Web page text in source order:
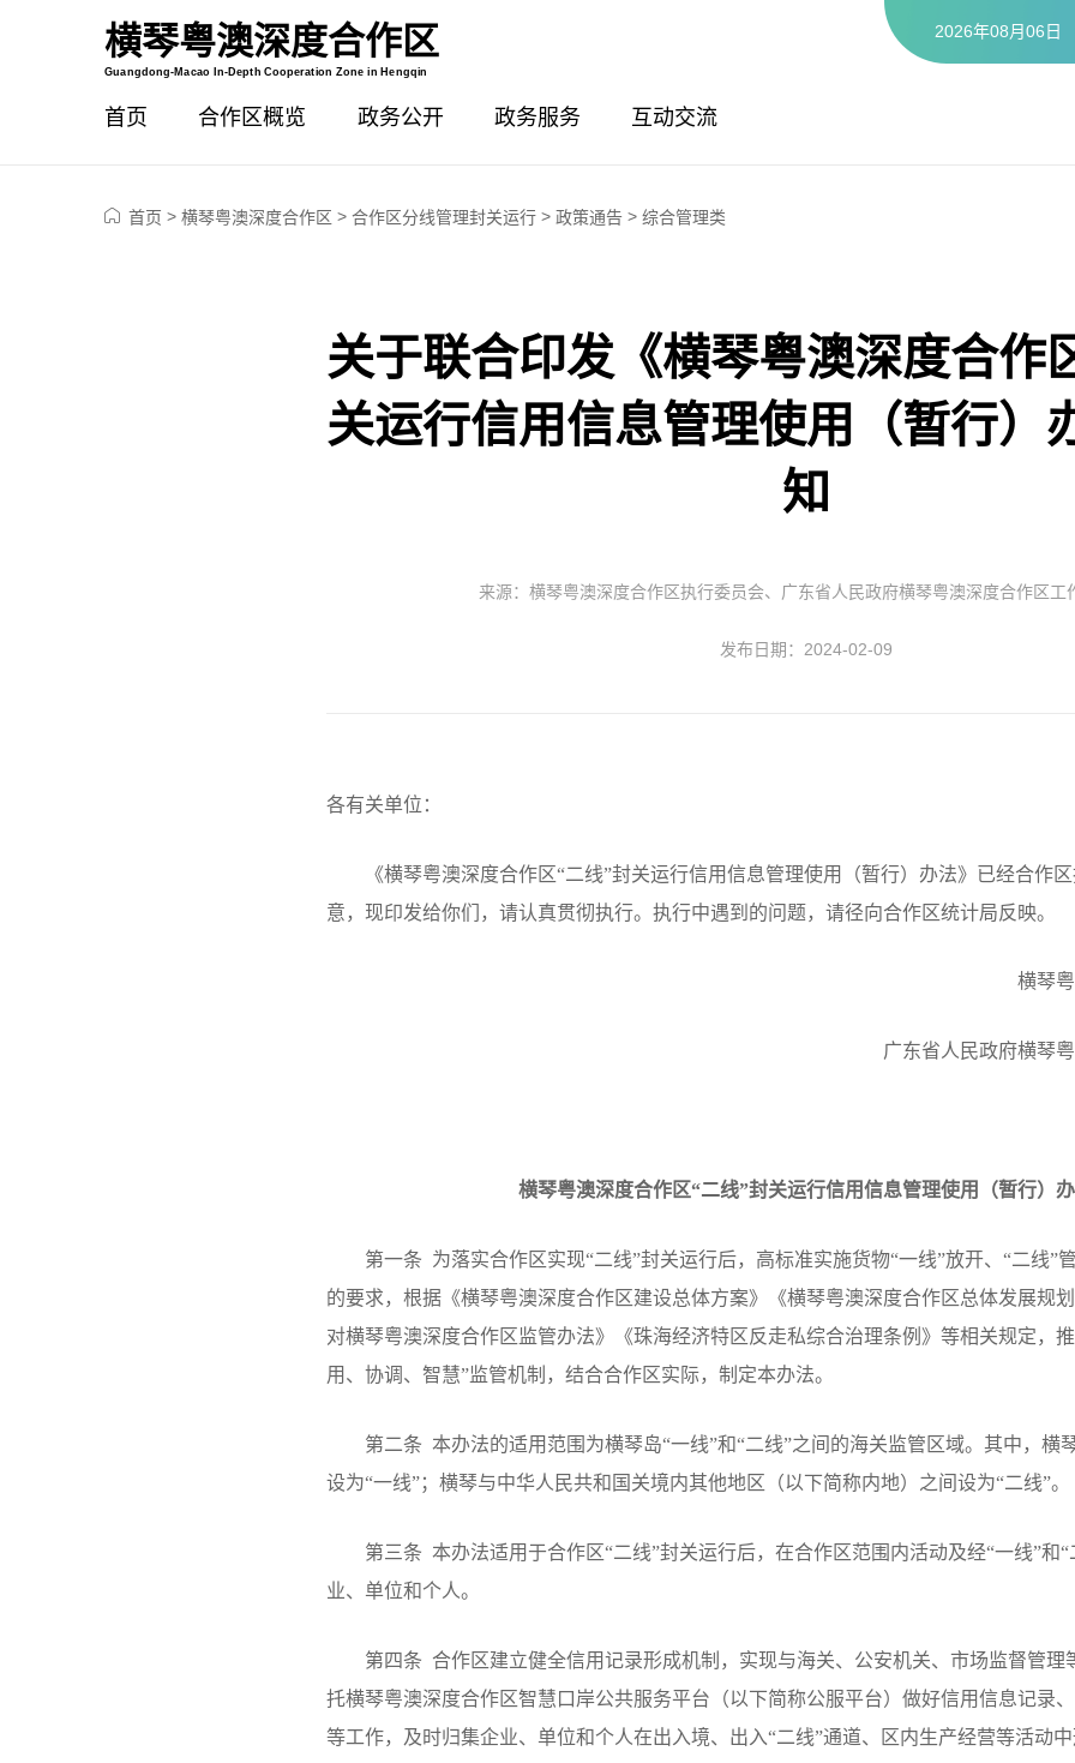
横琴粤澳深度合作区
Guangdong-Macao In-Depth Cooperation Zone in Hengqin
2026年08月06日
智能问答
首页 合作区概览 政务公开 政务服务 互动交流
首页 > 横琴粤澳深度合作区 > 合作区分线管理封关运行 > 政策通告 > 综合管理类
关于联合印发《横琴粤澳深度合作
关运行信用信息管理使用（暂行）
知
来源：横琴粤澳深度合作区执行委员会、广东省人民政府横琴粤澳深度合作区工
发布日期：2024-02-09
各有关单位：
《横琴粤澳深度合作区“二线”封关运行信用信息管理使用（暂行）办法》已经合作
意，现印发给你们，请认真贯彻执行。执行中遇到的问题，请径向合作区统计局反映。
横琴
广东省人民政府横琴
横琴粤澳深度合作区“二线”封关运行信用信息管理使用（暂行）
第一条 为落实合作区实现“二线”封关运行后，高标准实施货物“一线”放开、“二线”
的要求，根据《横琴粤澳深度合作区建设总体方案》《横琴粤澳深度合作区总体发展规
对横琴粤澳深度合作区监管办法》《珠海经济特区反走私综合治理条例》等相关规定，
用、协调、智慧”监管机制，结合合作区实际，制定本办法。
第二条 本办法的适用范围为横琴岛“一线”和“二线”之间的海关监管区域。其中，横
设为“一线”；横琴与中华人民共和国关境内其他地区（以下简称内地）之间设为“二线”。
第三条 本办法适用于合作区“二线”封关运行后，在合作区范围内活动及经“一线”和“
业、单位和个人。
第四条 合作区建立健全信用记录形成机制，实现与海关、公安机关、市场监督管理
托横琴粤澳深度合作区智慧口岸公共服务平台（以下简称公服平台）做好信用信息记录
等工作，及时归集企业、单位和个人在出入境、出入“二线”通道、区内生产经营等活动